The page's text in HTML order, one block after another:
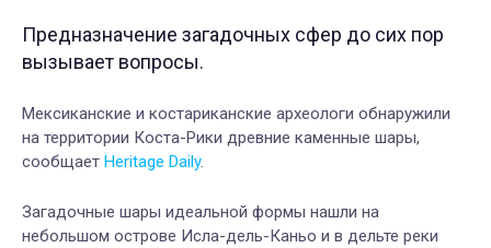
Предназначение загадочных сфер до сих пор
вызывает вопросы.
Мексиканские и костариканские археологи обнаружили
на территории Коста-Рики древние каменные шары,
сообщает Heritage Daily.
Загадочные шары идеальной формы нашли на
небольшом острове Исла-дель-Каньо и в дельте реки